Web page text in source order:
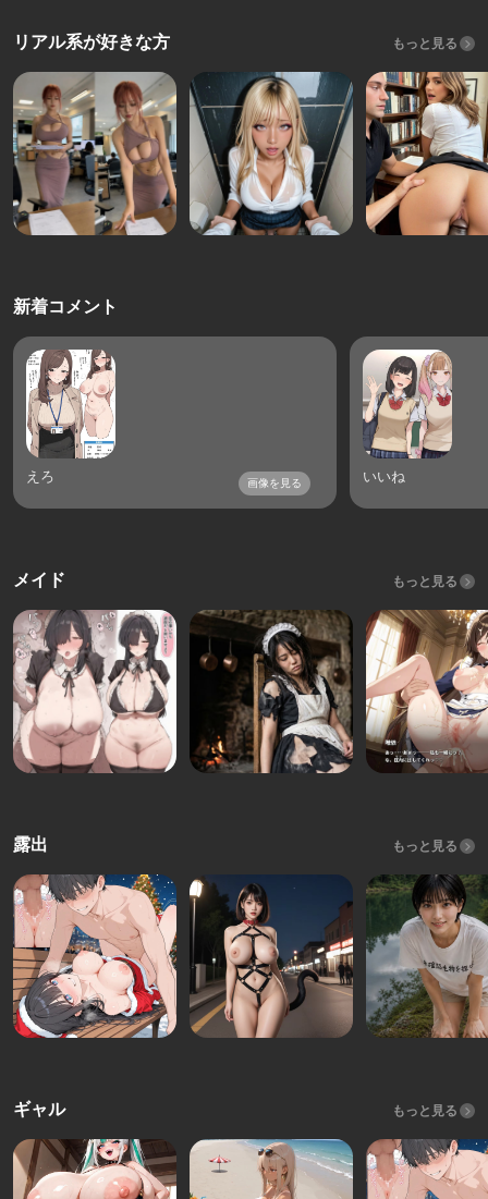
リアル系が好きな方 もっと見る
新着コメント
えろ 画像を見る いいね
メイド もっと見る
露出 もっと見る
ギャル もっと見る